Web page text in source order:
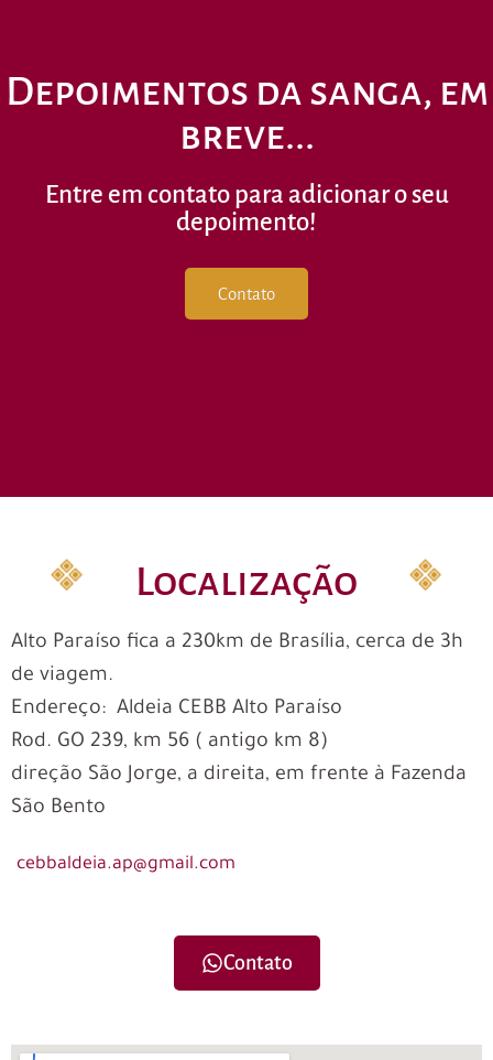
Depoimentos da sanga, em
breve...
Entre em contato para adicionar o seu
depoimento!
Contato
Localização
Alto Paraíso fica a 230km de Brasília, cerca de 3h
de viagem.
Endereço: Aldeia CEBB Alto Paraíso
Rod. GO 239, km 56 ( antigo km 8)
direção São Jorge, a direita, em frente à Fazenda
São Bento
cebbaldeia.ap@gmail.com
Contato